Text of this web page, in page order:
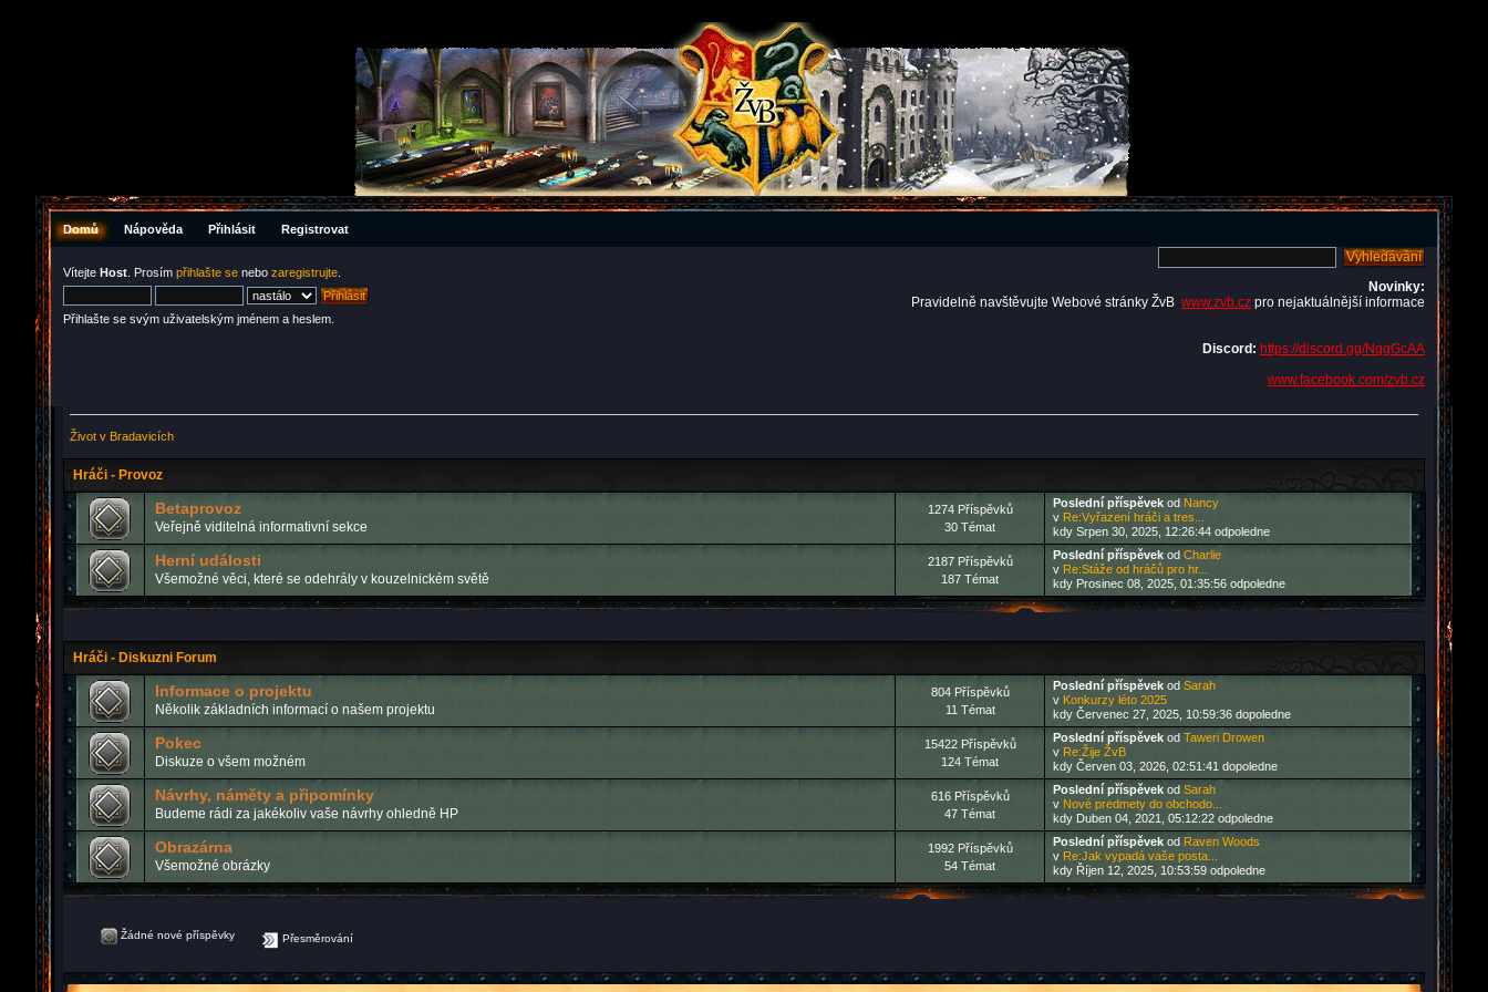
Domů Nápověda Přihlásit Registrovat
Vítejte Host . Prosím přihlašte se nebo zaregistrujte
Přihlašte se svým uživatelským jménem a heslem.
Novinky:
Pravidelně navštěvujte Webové stránky ŽvB www.zvb.cz pro nejaktuálnější informace
Discord: https://discord.gg/NqqGcAA
www.facebook.com/zvb.cz
Život v Bradavicích
Hráči - Provoz
Betaprovoz
Veřejně viditelná informativní sekce
1274 Příspěvků
30 Témat
Poslední příspěvek odNancy
v Re:Vyřazení hráči a tres...
kdy Srpen 30, 2025, 12:26:44 odpoledne
Herní události
Všemožné věci, které se odehrály v kouzelnickém světě
2187 Příspěvků
187 Témat
Poslední příspěvek odCharlie
v Re:Stáže od hráčů pro hr...
kdy Prosinec 08, 2025, 01:35:56 odpoledne
Hráči - Diskuzni Forum
Informace o projektu
Několik základních informací o našem projektu
804 Příspěvků
11 Témat
Poslední příspěvek odSarah
v Konkurzy léto 2025
kdy Červenec 27, 2025, 10:59:36 dopoledne
Pokec
Diskuze o všem možném
15422 Příspěvků
124 Témat
Poslední příspěvek odTaweri Drowen
v Re:Žije ŽvB
kdy Červen 03, 2026, 02:51:41 dopoledne
Návrhy, náměty a připomínky
Budeme rádi za jakékoliv vaše návrhy ohledně HP
616 Příspěvků
47 Témat
Poslední příspěvek odSarah
v Nové predmety do obchodo...
kdy Duben 04, 2021, 05:12:22 odpoledne
Obrazárna
Všemožné obrázky
1992 Příspěvků
54 Témat
Poslední příspěvek odRaven Woods
v Re:Jak vypadá vaše posta...
kdy Říjen 12, 2025, 10:53:59 odpoledne
Žádné nové příspěvky Přesměrování